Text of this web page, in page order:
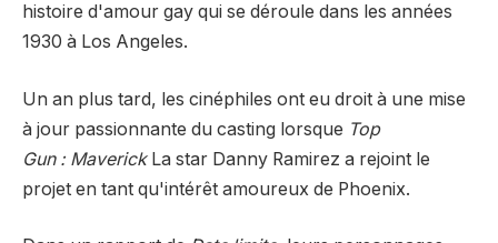
histoire d'amour gay qui se déroule dans les années
1930 à Los Angeles.
Un an plus tard, les cinéphiles ont eu droit à une mise
à jour passionnante du casting lorsque Top
Gun : Maverick La star Danny Ramirez a rejoint le
projet en tant qu'intérêt amoureux de Phoenix.